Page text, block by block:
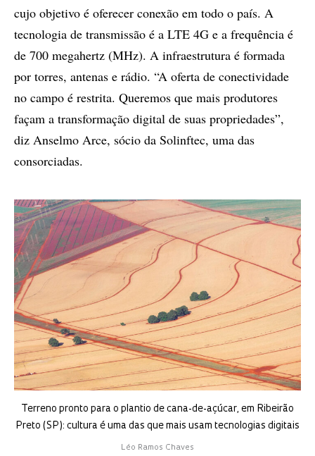
cujo objetivo é oferecer conexão em todo o país. A
tecnologia de transmissão é a LTE 4G e a frequência é
de 700 megahertz (MHz). A infraestrutura é formada
por torres, antenas e rádio. “A oferta de conectividade
no campo é restrita. Queremos que mais produtores
façam a transformação digital de suas propriedades”,
diz Anselmo Arce, sócio da Solinftec, uma das
consorciadas.
Terreno pronto para o plantio de cana-de-açúcar, em Ribeirão
Preto (SP): cultura é uma das que mais usam tecnologias digitais
Léo Ramos Chaves